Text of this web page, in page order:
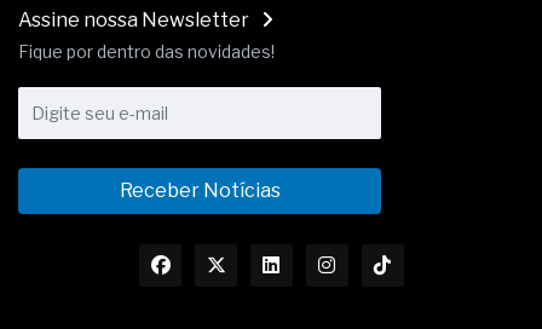
Assine nossa Newsletter
Fique por dentro das novidades!
Receber Notícias